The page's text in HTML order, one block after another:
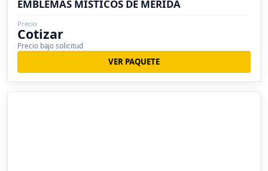
EMBLEMAS MÍSTICOS DE MÉRIDA
Precio
Cotizar
Precio bajo solicitud
VER PAQUETE